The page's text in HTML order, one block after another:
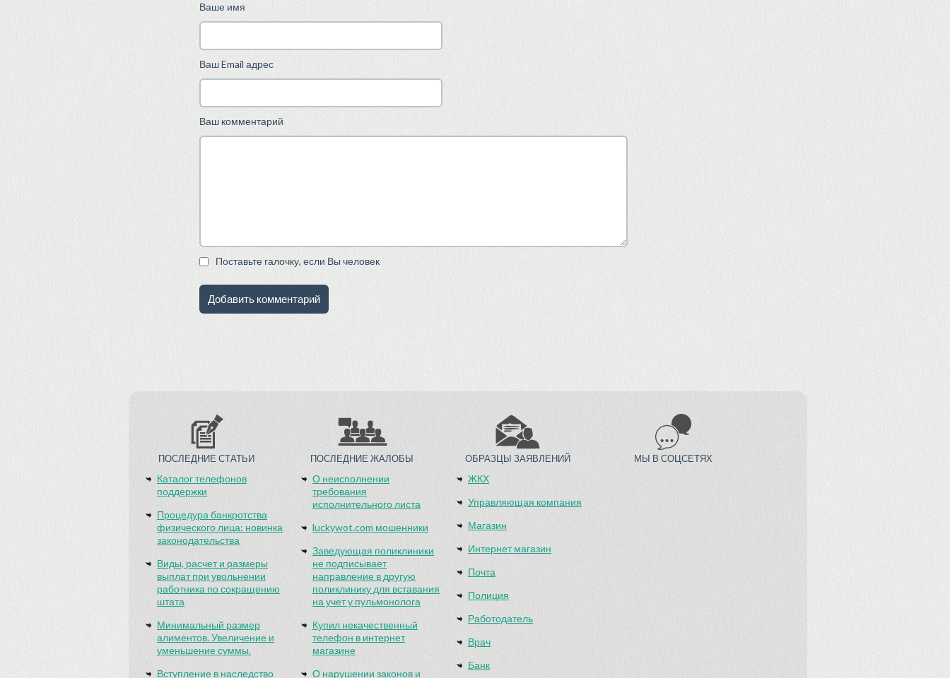
Ваше имя
Ваш Email адрес
Ваш комментарий
Поставьте галочку, если Вы человек
ПОСЛЕДНИЕ СТАТЬИ
Каталог телефонов
поддержки
Процедура банкротства
физического лица: новинка
законодательства
Виды, расчет и размеры
выплат при увольнении
работника по сокращению
штата
Минимальный размер
алиментов. Увеличение и
уменьшение суммы.
Вступление в наследство
ПОСЛЕДНИЕ ЖАЛОБЫ
О неисполнении
требования
исполнительного листа
luckywot.com мошенники
Заведующая поликлиники
не подписывает
направление в другую
поликлинику для вставания
на учет у пульмонолога
Купил некачественный
телефон в интернет
магазине
О нарушении законов и
ОБРАЗЦЫ ЗАЯВЛЕНИЙ
ЖКХ
Управляющая компания
Магазин
Интернет магазин
Почта
Полиция
Работодатель
Врач
Банк
МЫ В СОЦСЕТЯХ